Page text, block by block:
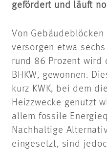
gefördert und läuft
Von
versorgen etwa
rund 86 Prozent wird
BHKW, gewonnen.
kurz KWK, bei dem
Heizzwecke genutzt
allem fossile
Nachhaltige
eingesetzt, sind